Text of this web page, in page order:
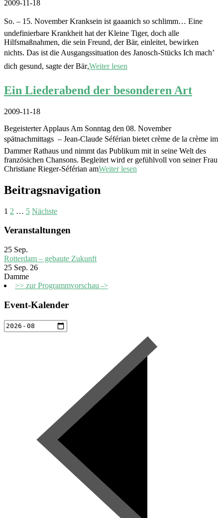
2009-11-18
So. – 15. November Kranksein ist gaaanich so schlimm… Eine
undefinierbare Krankheit hat der Kleine Tiger, doch alle
Hilfsmaßnahmen, die sein Freund, der Bär, einleitet, bewirken
nichts. Das ist die Ausgangssituation des Janosch-Stücks Ich mach’
dich gesund, sagte der Bär,Weiter lesen
Ein Liederabend der besonderen Art
2009-11-18
Begeisterter Applaus Am Sonntag den 08. November
spätnachmittags – Jean-Claude Séférian bietet crème de la crème im
Dammer Rathaus und nimmt das Publikum mit in seine Welt des
französichen Chansons. Begleitet wird er gefühlvoll von seiner Frau
Christiane Rieger-Séférian amWeiter lesen
Beitragsnavigation
1 2 … 5 Nächste
Veranstaltungen
25 Sep.
Rotterdam – gebaute Zukunft
25 Sep. 26
Damme
>> zur Programmvorschau ->
Event-Kalender